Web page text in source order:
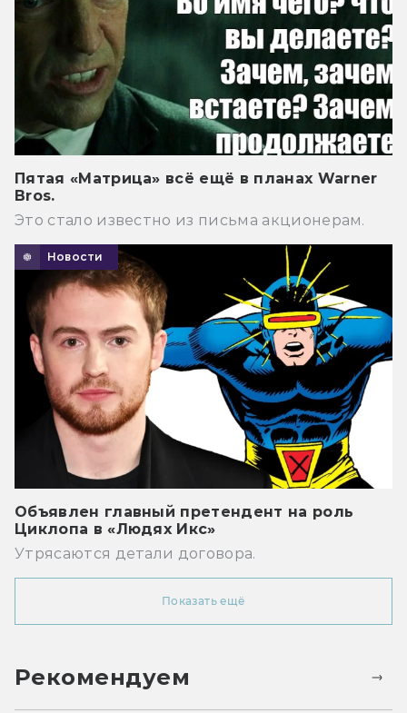
Пятая «Матрица» всё ещё в планах Warner
Bros.
Это стало известно из письма акционерам.
Новости
Объявлен главный претендент на роль
Циклопа в «Людях Икс»
Утрясаются детали договора.
Показать ещё
Рекомендуем